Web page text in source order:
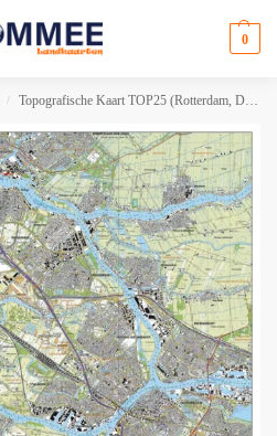
0
/ Topografische Kaart TOP25 (Rotterdam, Dordrecht, Barendrecht, Zwijndrecht, Papendrecht, Hendrik-Ido-Ambacht)